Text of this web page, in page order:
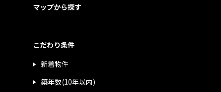
マップから探す
こだわり条件
新着物件
築年数(10年以内)